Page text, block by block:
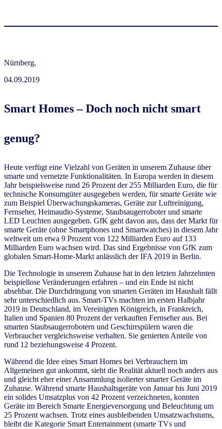
Nürnberg,
04.09.2019
Smart Homes – Doch noch nicht smart
genug?
Heute verfügt eine Vielzahl von Geräten in unserem Zuhause über
smarte und vernetzte Funktionalitäten. In Europa werden in diesem
Jahr beispielsweise rund 26 Prozent der 255 Milliarden Euro, die für
technische Konsumgüter ausgegeben werden, für smarte Geräte wie
zum Beispiel Überwachungskameras, Geräte zur Luftreinigung,
Fernseher, Heimaudio-Systeme, Staubsaugerroboter und smarte
LED Leuchten ausgegeben. GfK geht davon aus, dass der Markt für
smarte Geräte (ohne Smartphones und Smartwatches) in diesem Jahr
weltweit um etwa 9 Prozent von 122 Milliarden Euro auf 133
Milliarden Euro wachsen wird. Das sind Ergebnisse von GfK zum
globalen Smart-Home-Markt anlässlich der IFA 2019 in Berlin.
Die Technologie in unserem Zuhause hat in den letzten Jahrzehnten
beispiellose Veränderungen erfahren – und ein Ende ist nicht
absehbar. Die Durchdringung von smarten Geräten im Haushalt fällt
sehr unterschiedlich aus. Smart-TVs machten im ersten Halbjahr
2019 in Deutschland, im Vereinigten Königreich, in Frankreich,
Italien und Spanien 80 Prozent der verkauften Fernseher aus. Bei
smarten Staubsaugerrobotern und Geschirrspülern waren die
Verbraucher vergleichsweise verhalten. Sie genierten Anteile von
rund 12 beziehungsweise 4 Prozent.
Während die Idee eines Smart Homes bei Verbrauchern im
Allgemeinen gut ankommt, sieht die Realität aktuell noch anders aus
und gleicht eher einer Ansammlung isolierter smarter Geräte im
Zuhause. Während smarte Haushaltsgeräte von Januar bis Juni 2019
ein solides Umsatzplus von 42 Prozent verzeichneten, konnten
Geräte im Bereich Smarte Energieversorgung und Beleuchtung um
25 Prozent wachsen. Trotz eines ausbleibenden Umsatzwachstums,
bleibt die Kategorie Smart Entertainment (smarte TVs und